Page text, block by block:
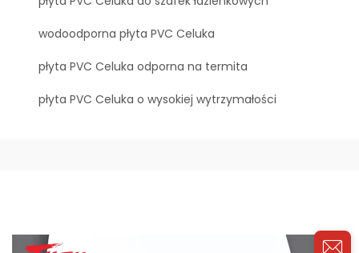
wodoodporna płyta PVC Celuka
płyta PVC Celuka odporna na termita
płyta PVC Celuka o wysokiej wytrzymałości